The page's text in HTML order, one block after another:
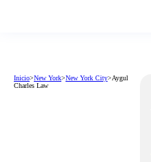
Inicio>New York>New York City>Aygul
Charles Law